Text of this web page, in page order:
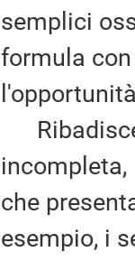
semplici
formula
Ribadisce
incompleta,
che
esempio, i